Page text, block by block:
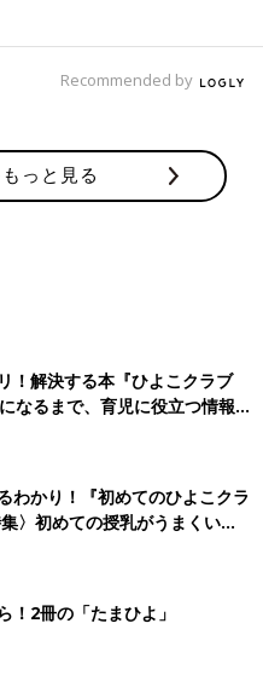
Recommended by
っと見る
！解決する本『ひよこクラブ
るまで、育児に役立つ情報が
わかり！『初めてのひよこクラ
〉初めての授乳がうまくい
の基本と夏のトラブル 解決テ
！2冊の「たまひよ」